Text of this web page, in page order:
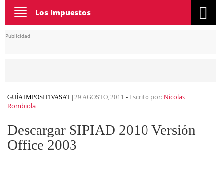
Toggle
navigation
Los Impuestos
Publicidad
GUÍA IMPOSITIVASAT | 29 AGOSTO, 2011 - Escrito por: Nicolas
Rombiola
Descargar SIPIAD 2010 Versión
Office 2003